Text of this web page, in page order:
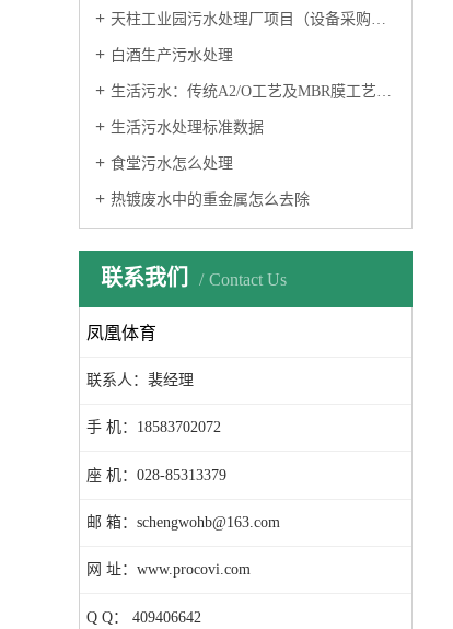
天柱工业园污水处理厂项目（设备采购及安装工程）顺利验收
白酒生产污水处理
生活污水：传统A2/O工艺及MBR膜工艺特性研究
生活污水处理标准数据
食堂污水怎么处理
热镀废水中的重金属怎么去除
联系我们 Contact Us
凤凰体育
联系人：裴经理
手 机：18583702072
座 机：028-85313379
邮 箱：schengwohb@163.com
网 址：www.procovi.com
Q Q： 409406642